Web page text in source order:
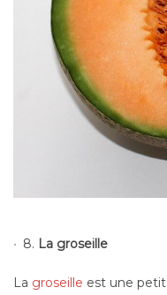
8. La groseille
La groseille est une